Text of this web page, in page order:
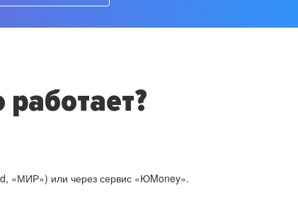
работает?
«МИР») или через сервис «ЮMoney».